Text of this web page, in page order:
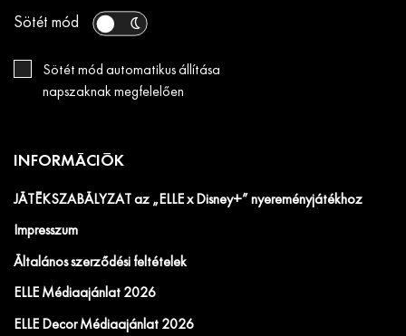
Sötét mód
Sötét mód automatikus állítása
napszaknak megfelelően
INFORMÁCIÓK
JÁTÉKSZABÁLYZAT az „ELLE x Disney+” nyereményjátékhoz
Impresszum
Általános szerződési feltételek
ELLE Médiaajánlat 2026
ELLE Decor Médiaajánlat 2026